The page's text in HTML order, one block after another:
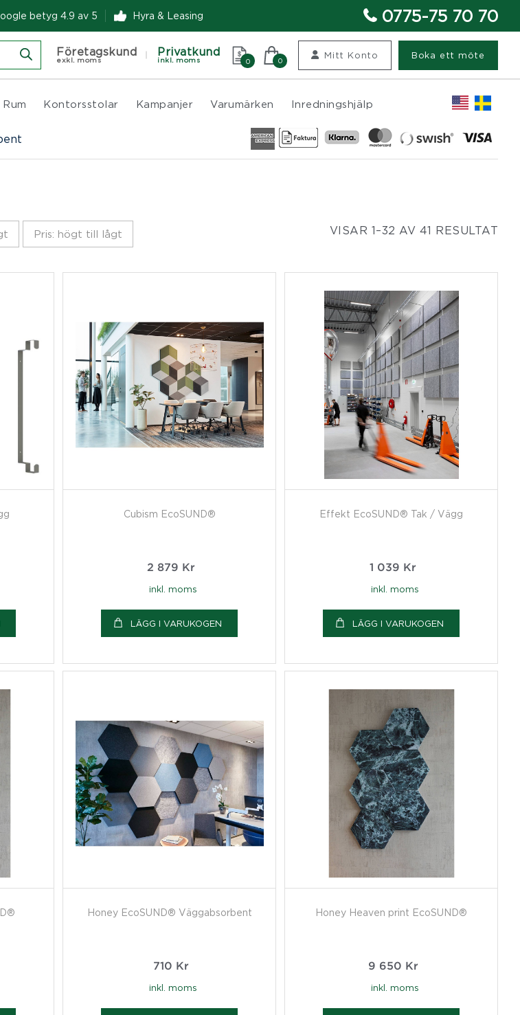
betyg 4.9 av 5 Hyra & Leasing 0775-75 70 70
Företagskund
exkl. moms
Privatkund
inkl. moms 0 0
Mitt Konto Boka ett möte
Kontorsstolar Kampanjer Varumärken Inredningshjälp
Pris: högt till lågt VISAR 1–32 AV 41 RESULTAT
Cubism EcoSUND®
2 879 Kr
inkl. moms
LÄGG I VARUKOGEN
Effekt EcoSUND® Tak / Vägg
1 039 Kr
inkl. moms
LÄGG I VARUKOGEN
Honey EcoSUND® Väggabsorbent
710 Kr
inkl. moms
Honey Heaven print EcoSUND®
9 650 Kr
inkl. moms